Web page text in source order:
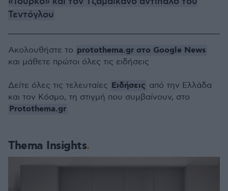
Τεντόγλου
Thema Insights
Ακολουθήστε το protothema.gr στο Google News
και μάθετε πρώτοι όλες τις ειδήσεις
Δείτε όλες τις τελευταίες Ειδήσεις από την Ελλάδα
και τον Κόσμο, τη στιγμή που συμβαίνουν, στο
Protothema.gr